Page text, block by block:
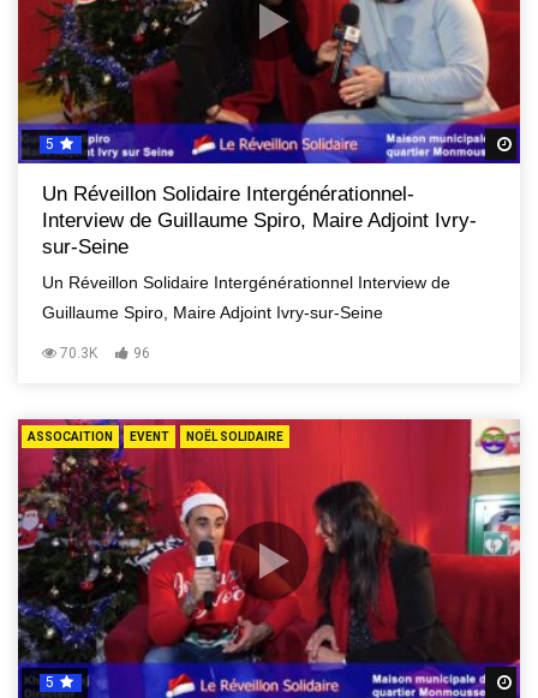
5
Un Réveillon Solidaire Intergénérationnel-
Interview de Guillaume Spiro, Maire Adjoint Ivry-
sur-Seine
Un Réveillon Solidaire Intergénérationnel Interview de
Guillaume Spiro, Maire Adjoint Ivry-sur-Seine
70.3K 96
ASSOCAITION EVENT NOËL SOLIDAIRE
5